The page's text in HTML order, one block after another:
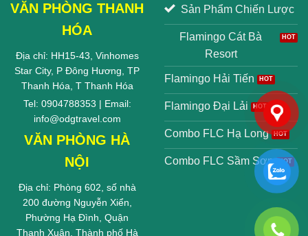
VĂN PHÒNG THANH
HÓA
Địa chỉ: HH15-43, Vinhomes
Star City, P Đông Hương, TP
Thanh Hóa, T Thanh Hóa
Tel: 0904788353 | Email:
info@odgtravel.com
VĂN PHÒNG HÀ
NỘI
Địa chỉ: Phòng 602, số nhà
200 đường Nguyễn Xiển,
Phường Hạ Đình, Quận
Thanh Xuân, Thành phố Hà
Sản Phẩm Chiến Lược
Flamingo Cát Bà
Resort
Flamingo Hải Tiến
Flamingo Đại Lải
Combo FLC Hạ Long
Combo FLC Sầm Sơn